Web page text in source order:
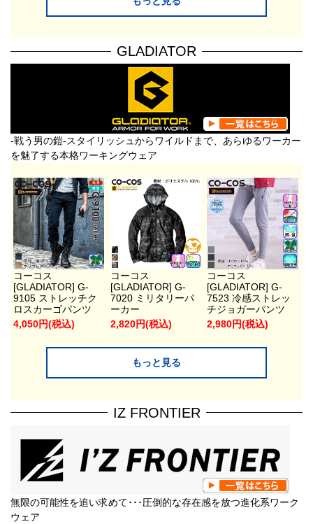
GLADIATOR
-戦う男の鎧-スタイリッシュからワイルドまで、あらゆるワーカー
を魅了する本格ワーキングウェア
コーコス
[GLADIATOR] G-
9105 ストレッチク
ロスカーゴパンツ
4,050円(税込)
コーコス
[GLADIATOR] G-
7020 ミリタリーパ
ーカー
2,820円(税込)
コーコス
[GLADIATOR] G-
7523 冷感ストレッ
チジョガーパンツ
2,980円(税込)
もっと見る
IZ FRONTIER
無限の可能性を追い求めて･･･圧倒的な存在感を放つ進化系ワーク
ウェア